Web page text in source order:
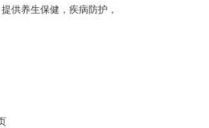
供养生保健，疾病防护，